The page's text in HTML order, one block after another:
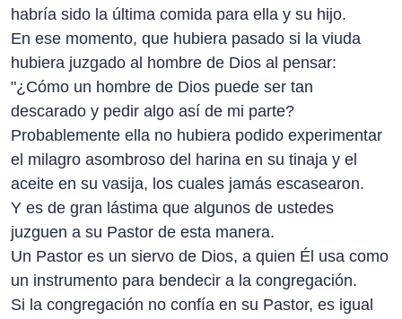
habría sido la última comida para ella y su hijo.
En ese momento, que hubiera pasado si la viuda
hubiera juzgado al hombre de Dios al pensar:
"¿Cómo un hombre de Dios puede ser tan
descarado y pedir algo así de mi parte?
Probablemente ella no hubiera podido experimentar
el milagro asombroso del harina en su tinaja y el
aceite en su vasija, los cuales jamás escasearon.
Y es de gran lástima que algunos de ustedes
juzguen a su Pastor de esta manera.
Un Pastor es un siervo de Dios, a quien Él usa como
un instrumento para bendecir a la congregación.
Si la congregación no confía en su Pastor, es igual